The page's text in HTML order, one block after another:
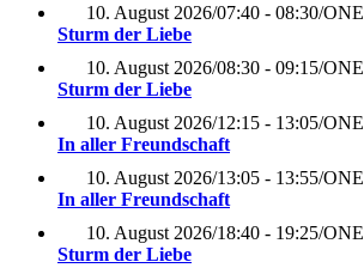
10. August 2026/07:40 - 08:30/ONE
Sturm der Liebe
10. August 2026/08:30 - 09:15/ONE
Sturm der Liebe
10. August 2026/12:15 - 13:05/ONE
In aller Freundschaft
10. August 2026/13:05 - 13:55/ONE
In aller Freundschaft
10. August 2026/18:40 - 19:25/ONE
Sturm der Liebe